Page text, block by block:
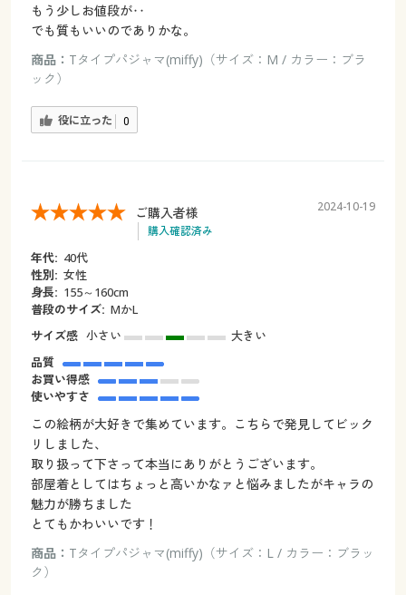
もう少しお値段が‥
でも質もいいのでありかな。
商品： Tタイプパジャマ(miffy)（サイズ：M / カラー：ブラ
ック）
役に立った 0
ご購入者様
購入確認済み
2024-10-19
年代: 40代
性別: 女性
身長: 155～160cm
普段のサイズ: MかL
サイズ感 小さい
大きい
品質
お買い得感
使いやすさ
この絵柄が大好きで集めています。こちらで発見してビック
リしました、
取り扱って下さって本当にありがとうございます。
部屋着としてはちょっと高いかなァと悩みましたがキャラの
魅力が勝ちました
とてもかわいいです！
商品： Tタイプパジャマ(miffy)（サイズ：L / カラー：ブラッ
ク）